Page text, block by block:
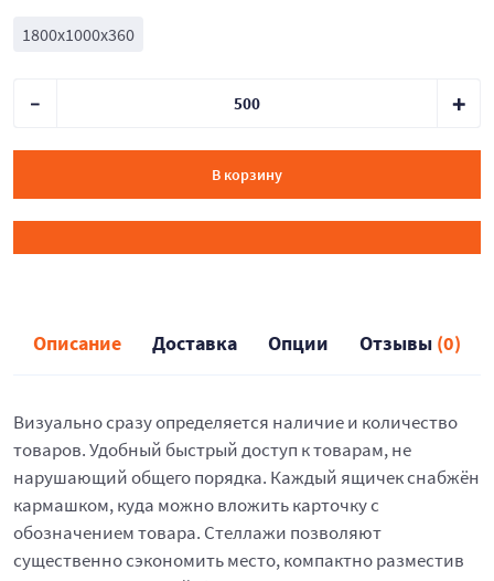
1800x1000x360
В корзину
Описание Доставка Опции Отзывы (0)
Визуально сразу определяется наличие и количество
товаров. Удобный быстрый доступ к товарам, не
нарушающий общего порядка. Каждый ящичек снабжён
кармашком, куда можно вложить карточку с
обозначением товара. Стеллажи позволяют
существенно сэкономить место, компактно разместив